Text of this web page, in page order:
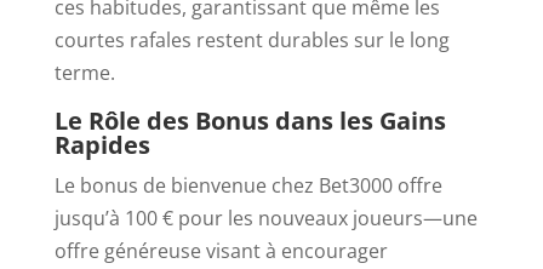
ces habitudes, garantissant que même les
courtes rafales restent durables sur le long
terme.
Le Rôle des Bonus dans les Gains
Rapides
Le bonus de bienvenue chez Bet3000 offre
jusqu’à 100 € pour les nouveaux joueurs—une
offre généreuse visant à encourager